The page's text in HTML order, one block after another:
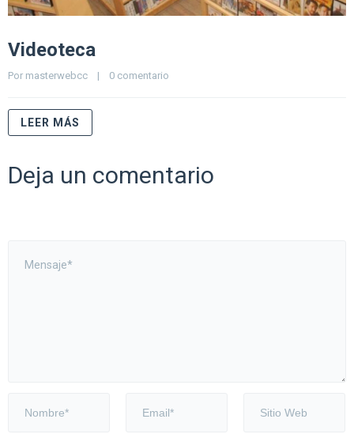
Videoteca
Por masterwebcc
    |
0 comentario
LEER MÁS
Deja un comentario